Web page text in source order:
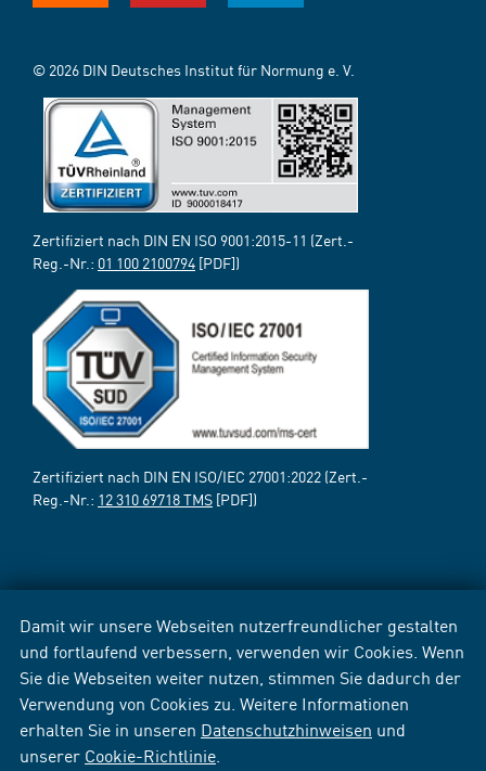
Damit wir unsere Webseiten nutzerfreundlicher gestalten
und fortlaufend verbessern, verwenden wir Cookies. Wenn
Sie die Webseiten weiter nutzen, stimmen Sie dadurch der
Verwendung von Cookies zu. Weitere Informationen
erhalten Sie in unseren Datenschutzhinweisen und
unserer Cookie-Richtlinie
© 2026 DIN Deutsches Institut für Normung e. V.
Zertifiziert nach DIN EN ISO 9001:2015-11 (Zert.-
Reg.-Nr.: 01 100 2100794 [PDF])
Zertifiziert nach DIN EN ISO/IEC 27001:2022 (Zert.-
Reg.-Nr.: 12 310 69718 TMS [PDF])